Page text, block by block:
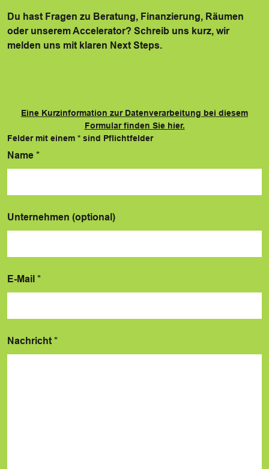
Du hast Fragen zu Beratung, Finanzierung, Räumen
oder unserem Accelerator? Schreib uns kurz, wir
melden uns mit klaren Next Steps.
Eine Kurzinformation zur Datenverarbeitung bei diesem
Formular finden Sie hier.
Felder mit einem * sind Pflichtfelder
Name *
Unternehmen (optional)
E-Mail *
Nachricht *